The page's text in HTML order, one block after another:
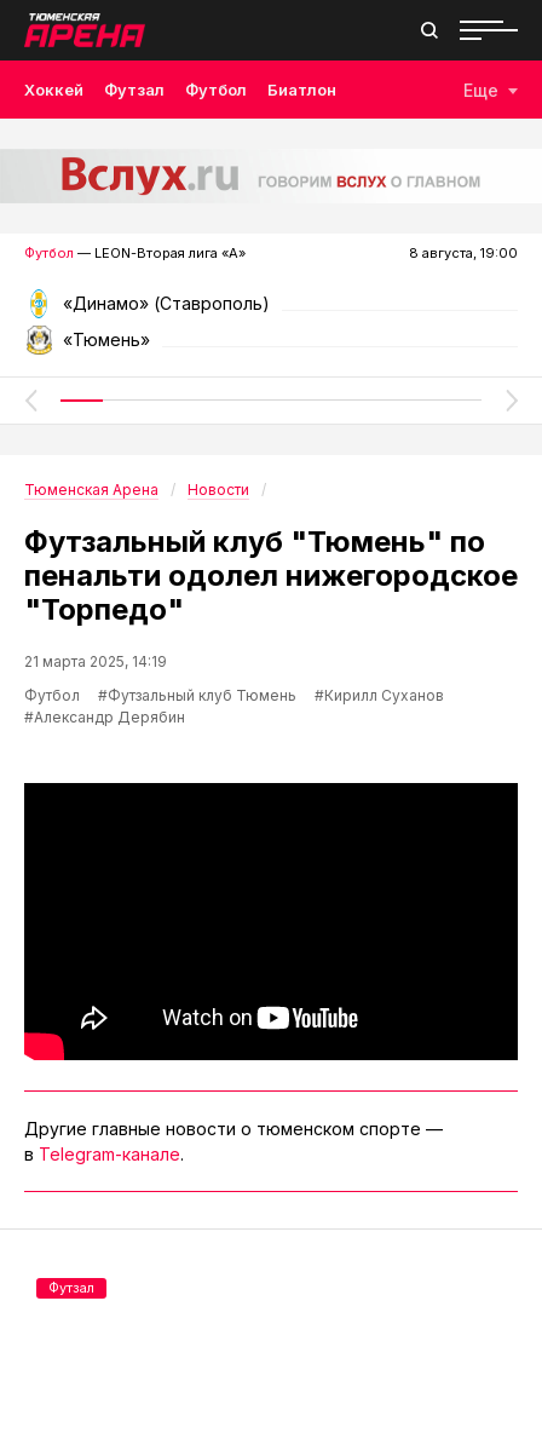
Хоккей Футзал Футбол Биатлон Еще
Футбол — LEON-Вторая лига «А» 8 августа, 19:00
«Динамо» (Ставрополь)
«Тюмень»
Тюменская Арена Новости
Футзальный клуб "Тюмень" по
пенальти одолел нижегородское
"Торпедо"
21 марта 2025, 14:19
Футбол
#Футзальный клуб Тюмень
#Кирилл Суханов
#Александр Дерябин
Другие главные новости о тюменском спорте —
в Telegram-канале.
Футзал